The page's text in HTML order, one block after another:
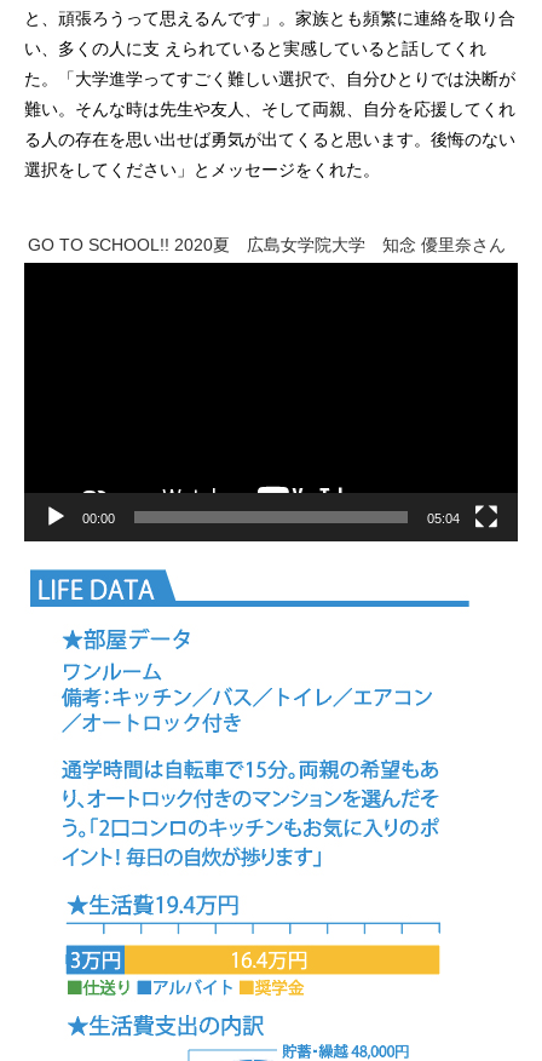
と、頑張ろうって思えるんです」。家族とも頻繁に連絡を取り合
い、多くの人に支 えられていると実感していると話してくれ
た。「大学進学ってすごく難しい選択で、自分ひとりでは決断が
難い。そんな時は先生や友人、そして両親、自分を応援してくれ
る人の存在を思い出せば勇気が出てくると思います。後悔のない
選択をしてください」とメッセージをくれた。
GO TO SCHOOL!! 2020夏 広島女学院大学 知念 優里奈さん
ー
00:00 05:04